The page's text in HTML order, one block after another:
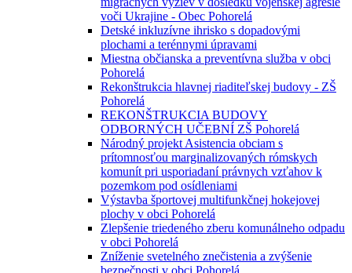
voči Ukrajine - Obec Pohorelá
Detské inkluzívne ihrisko s dopadovými
plochami a terénnymi úpravami
Miestna občianska a preventívna služba v obci
Pohorelá
Rekonštrukcia hlavnej riaditeľskej budovy - ZŠ
Pohorelá
REKONŠTRUKCIA BUDOVY
ODBORNÝCH UČEBNÍ ZŠ Pohorelá
Národný projekt Asistencia obciam s
prítomnosťou marginalizovaných rómskych
komunít pri usporiadaní právnych vzťahov k
pozemkom pod osídleniami
Výstavba športovej multifunkčnej hokejovej
plochy v obci Pohorelá
Zlepšenie triedeného zberu komunálneho odpadu
v obci Pohorelá
Zníženie svetelného znečistenia a zvýšenie
bezpečnosti v obci Pohorelá